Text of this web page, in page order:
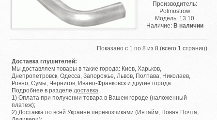
Производитель:
Polmostrow
Модель: 13.10
Наличие: В наличии
Показано с 1 по 8 из 8 (всего 1 страниц)
Доставка глушителей:
Мы доставляем товары в такие города: Киев, Харьков,
Днепропетровск, Одесса, Запорожье, Львов, Полтава, Николаев,
Ровно, Сумы, Чернигов, Ивано-Франковск и другие города.
Подробнее в разделедоставка.
1) Оплата при получении товара в Вашем городе (наложенный
платеж);
2) Доставка по всей Украине перевозчиками (Интайм, Новая Почта,